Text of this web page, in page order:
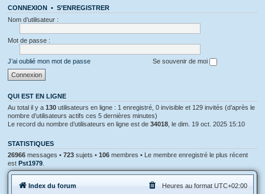
CONNEXION • S’ENREGISTRER
Nom d’utilisateur :
Mot de passe :
J’ai oublié mon mot de passe Se souvenir de moi
QUI EST EN LIGNE
Au total il y a 130 utilisateurs en ligne : 1 enregistré, 0 invisible et 129 invités (d’après le
nombre d’utilisateurs actifs ces 5 dernières minutes)
Le record du nombre d’utilisateurs en ligne est de 34018 , le dim. 19 oct. 2025 15:10
STATISTIQUES
26966 messages • 723 sujets • 106 membres • Le membre enregistré le plus récent
est Pst1979
Index du forum Heures au format UTC+02:00